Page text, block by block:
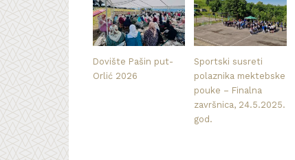
Dovište Pašin put-
Orlić 2026
Sportski susreti
polaznika mektebske
pouke – Finalna
završnica, 24.5.2025.
god.